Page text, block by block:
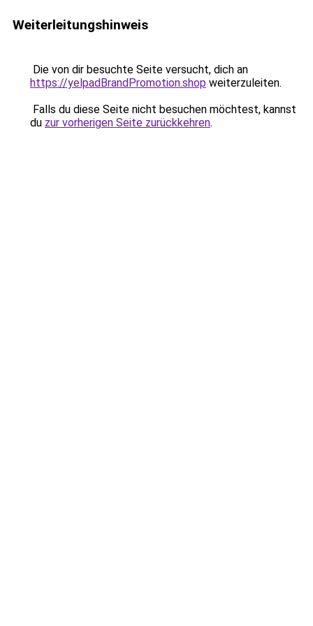
Weiterleitungshinweis
Die von dir besuchte Seite versucht, dich an
https://yelpadBrandPromotion.shop weiterzuleiten.
Falls du diese Seite nicht besuchen möchtest, kannst
du zur vorherigen Seite zurückkehren.